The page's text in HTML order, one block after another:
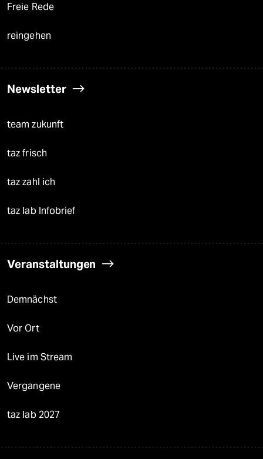
Freie Rede
reingehen
Newsletter
team zukunft
taz frisch
taz zahl ich
taz lab Infobrief
Veranstaltungen
Demnächst
Vor Ort
Live im Stream
Vergangene
taz lab 2027